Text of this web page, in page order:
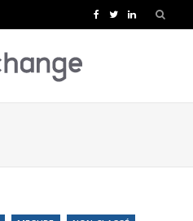
e
k
T
t
L
k